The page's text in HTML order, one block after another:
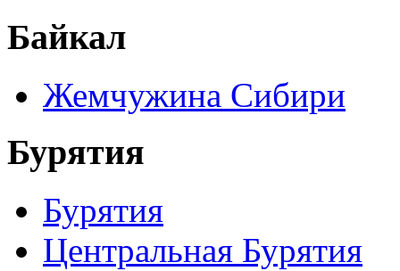
Байкал
Жемчужина Сибири
Бурятия
Бурятия
Центральная Бурятия